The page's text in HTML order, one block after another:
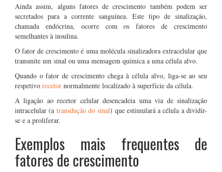
Ainda assim, alguns fatores de crescimento também podem ser
secretados para a corrente sanguínea. Este tipo de sinalização,
chamada endócrina, ocorre com os fatores de crescimento
semelhantes à insulina.
O fator de crescimento é uma molécula sinalizadora extracelular que
transmite um sinal ou uma mensagem química a uma célula alvo.
Quando o fator de crescimento chega à célula alvo, liga-se ao seu
respetivo recetor normalmente localizado à superfície da célula.
A ligação ao recetor celular desencadeia uma via de sinalização
intracelular (a transdução do sinal) que estimulará a célula a dividir-
se e a proliferar.
Exemplos mais frequentes de
fatores de crescimento